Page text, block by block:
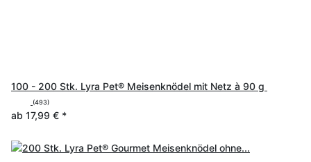
100 - 200 Stk. Lyra Pet® Meisenknödel mit Netz à 90 g
(493)
ab 17,99 € *